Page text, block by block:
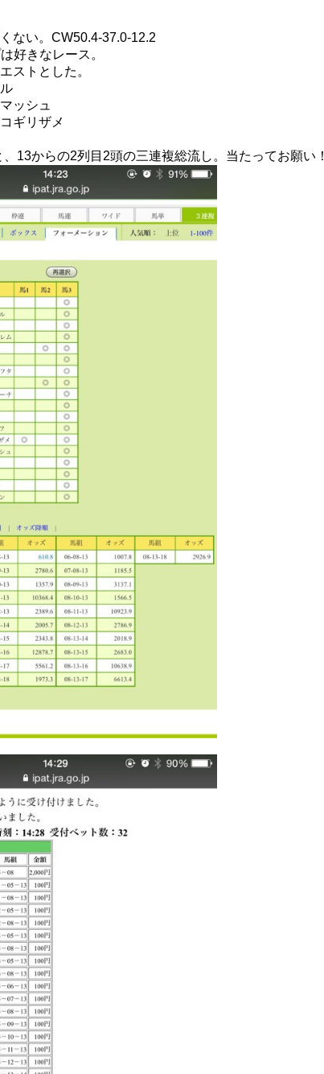
ない。CW50.4-37.0-12.2
好きなレース。
ストとした。
ッシュ
ギリザメ
13からの2列目2頭の三連複総流し。当たってお願い！